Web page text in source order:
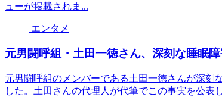
ューが掲載されま...
エンタメ
元男闘呼組・土田一徳さん、深刻な睡眠
元男闘呼組のメンバーである土田一徳さんが深刻
した。土田さんの代理人が代筆でこの事実を公表